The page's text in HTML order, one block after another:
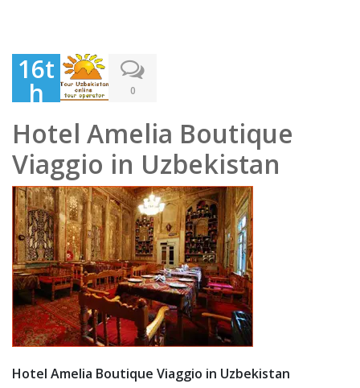
16t
h
Dec
em
ber
201
9
0
Hotel Amelia Boutique
Viaggio in Uzbekistan
Hotel Amelia Boutique Viaggio in Uzbekistan